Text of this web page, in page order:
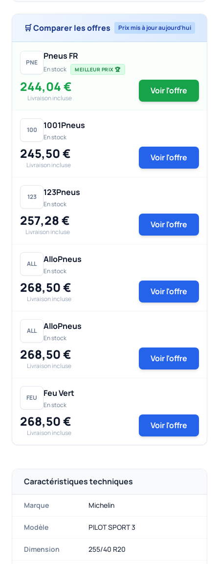
🛒 Comparer les offres Prix mis à jour aujourd'hui
PNE
Pneus FR
En stock MEILLEUR PRIX 🏆
244,04 €
Livraison incluse
Voir l'offre
100 1001Pneus
En stock
245,50 €
Livraison incluse
Voir l'offre
123 123Pneus
En stock
257,28 €
Livraison incluse
Voir l'offre
ALL AlloPneus
En stock
268,50 €
Livraison incluse
Voir l'offre
ALL AlloPneus
En stock
268,50 €
Livraison incluse
Voir l'offre
FEU Feu Vert
En stock
268,50 €
Livraison incluse
Voir l'offre
Caractéristiques techniques
Marque Michelin
Modèle PILOT SPORT 3
Dimension 255/40 R20